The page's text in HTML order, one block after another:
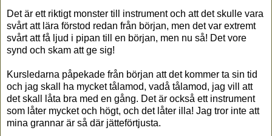
Det är ett riktigt monster till instrument och att det skulle vara
svårt att lära förstod redan från början, men det var extremt
svårt att få ljud i pipan till en början, men nu så! Det vore
synd och skam att ge sig!
Kursledarna påpekade från början att det kommer ta sin tid
och jag skall ha mycket tålamod, vadå tålamod, jag vill att
det skall låta bra med en gång. Det är också ett instrument
som låter mycket och högt, och det låter illa! Jag tror inte att
mina grannar är så där jätteförtjusta.